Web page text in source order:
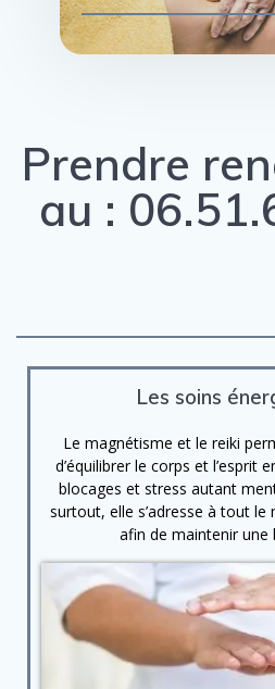
Prendre
au :
Les soins
Le magnétisme et le reiki
d’équilibrer le corps et l’esprit
blocages et stress autant
surtout, elle s’adresse à tout
afin de maintenir une